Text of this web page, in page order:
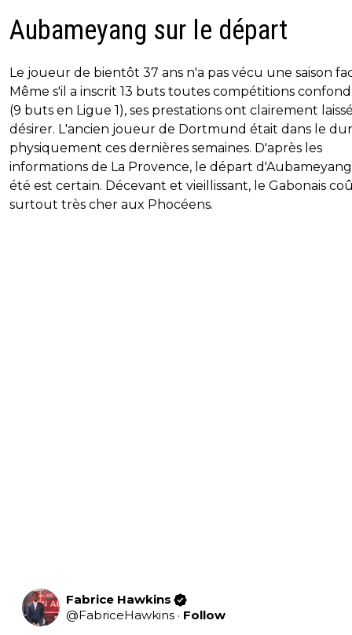
Aubameyang sur le départ
Le joueur de bientôt 37 ans n'a pas vécu une saison
Même s'il a inscrit 13 buts toutes compétitions
(9 buts en Ligue 1), ses prestations ont clairement
désirer. L'ancien joueur de Dortmund était dans le dur
physiquement ces dernières semaines. D'après les
informations de La Provence, le départ
été est certain. Décevant et vieillissant, le Gabonais
surtout très cher aux Phocéens.
Fabrice Hawkins
@FabriceHawkins · Follow